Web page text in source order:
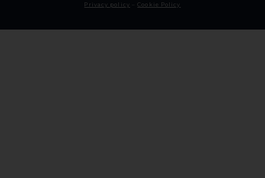
Privacy policy –Cookie Policy